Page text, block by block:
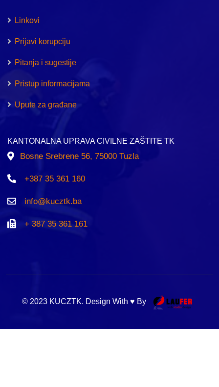
Linkovi
Prijavi korupciju
Pitanja i sugestije
Pristup informacijama
Upute za građane
KANTONALNA UPRAVA CIVILNE ZAŠTITE TK
Bosne Srebrene 56, 75000 Tuzla
+387 35 361 160
info@kucztk.ba
+ 387 35 361 161
© 2023 KUCZTK. Design With ♥ By